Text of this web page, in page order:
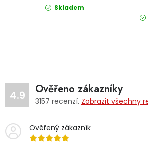
Skladem
4.9 Ověřeno zákazníky
3157 recenzí. Zobrazit všechny
Ověřený zákazník